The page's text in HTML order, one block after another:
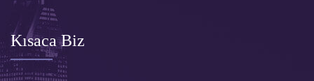
Kısaca Biz